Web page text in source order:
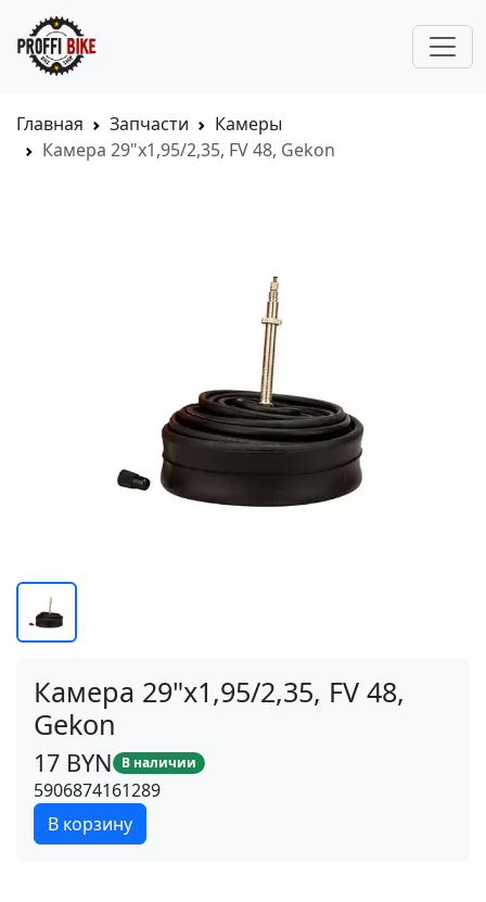
Главная Запчасти
Камеры
Камера 29"x1,95/2,35, FV 48, Gekon
Камера 29"x1,95/2,35, FV 48,
Gekon
17 BYN В наличии
5906874161289
В корзину